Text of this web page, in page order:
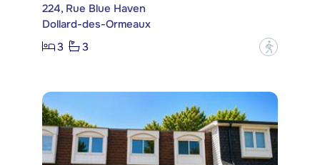
224, Rue Blue Haven
Dollard-des-Ormeaux
3
3 ?